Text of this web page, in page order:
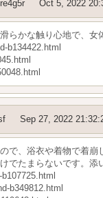
Oct 5, 2022
らかな触り心地で、女
b134422.html
Sep 27, 2022
で、浴衣や着物で着
でたまらないです。
b349812.html